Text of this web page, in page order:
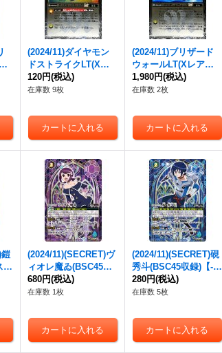
(2024/11)ダイヤモン
ドストライクLT(Xレ
ア仕様)【C】{BSC45-
098}《白》
120円(税込)
在庫数 9枚
(2024/11)ブリザード
ウォールLT(Xレア仕
様)【R】{BSC45-099}
《白》
1,980円(税込)
在庫数 2枚
X
(2024/11)(SECRET)ヴ
ィオレ魔ゐ(BSC45収
録)【-】{BSC32-022}
《紫》
680円(税込)
在庫数 1枚
(2024/11)(SECRET)硯
秀斗(BSC45収録)【-】
{BSC32-020}《青》
280円(税込)
在庫数 5枚